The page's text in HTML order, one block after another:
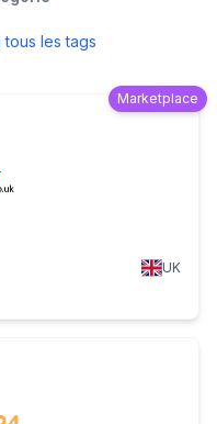
tous les tags
Marketplace
UK